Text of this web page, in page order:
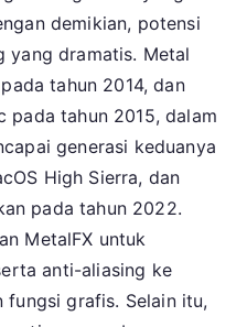
demikian, potensi
yang dramatis. Metal
tahun 2014, dan
pada tahun 2015, dalam
generasi keduanya
High Sierra, dan
pada tahun 2022.
MetalFX untuk
anti-aliasing ke
fungsi grafis. Selain itu,